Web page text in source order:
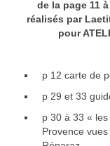
Documents
Paysages urbains
Les trois grandes
Facteurs sociaux -
de la page 11
réalisés par
pour
p 12 carte de
p 29 et 33
p 30 à 33 «
Provence